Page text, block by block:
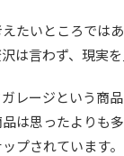
たいところでは
は言わず、現実を
レージという商
は思ったよりも
プされています。